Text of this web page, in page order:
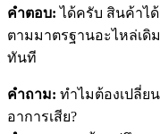
คำตอบ: ได้ครับ สินค้าไ
ตามมาตรฐานอะไหล่เดิ
ทันที
คำถาม: ทำไมต้องเปลี่ย
อาการเสีย?